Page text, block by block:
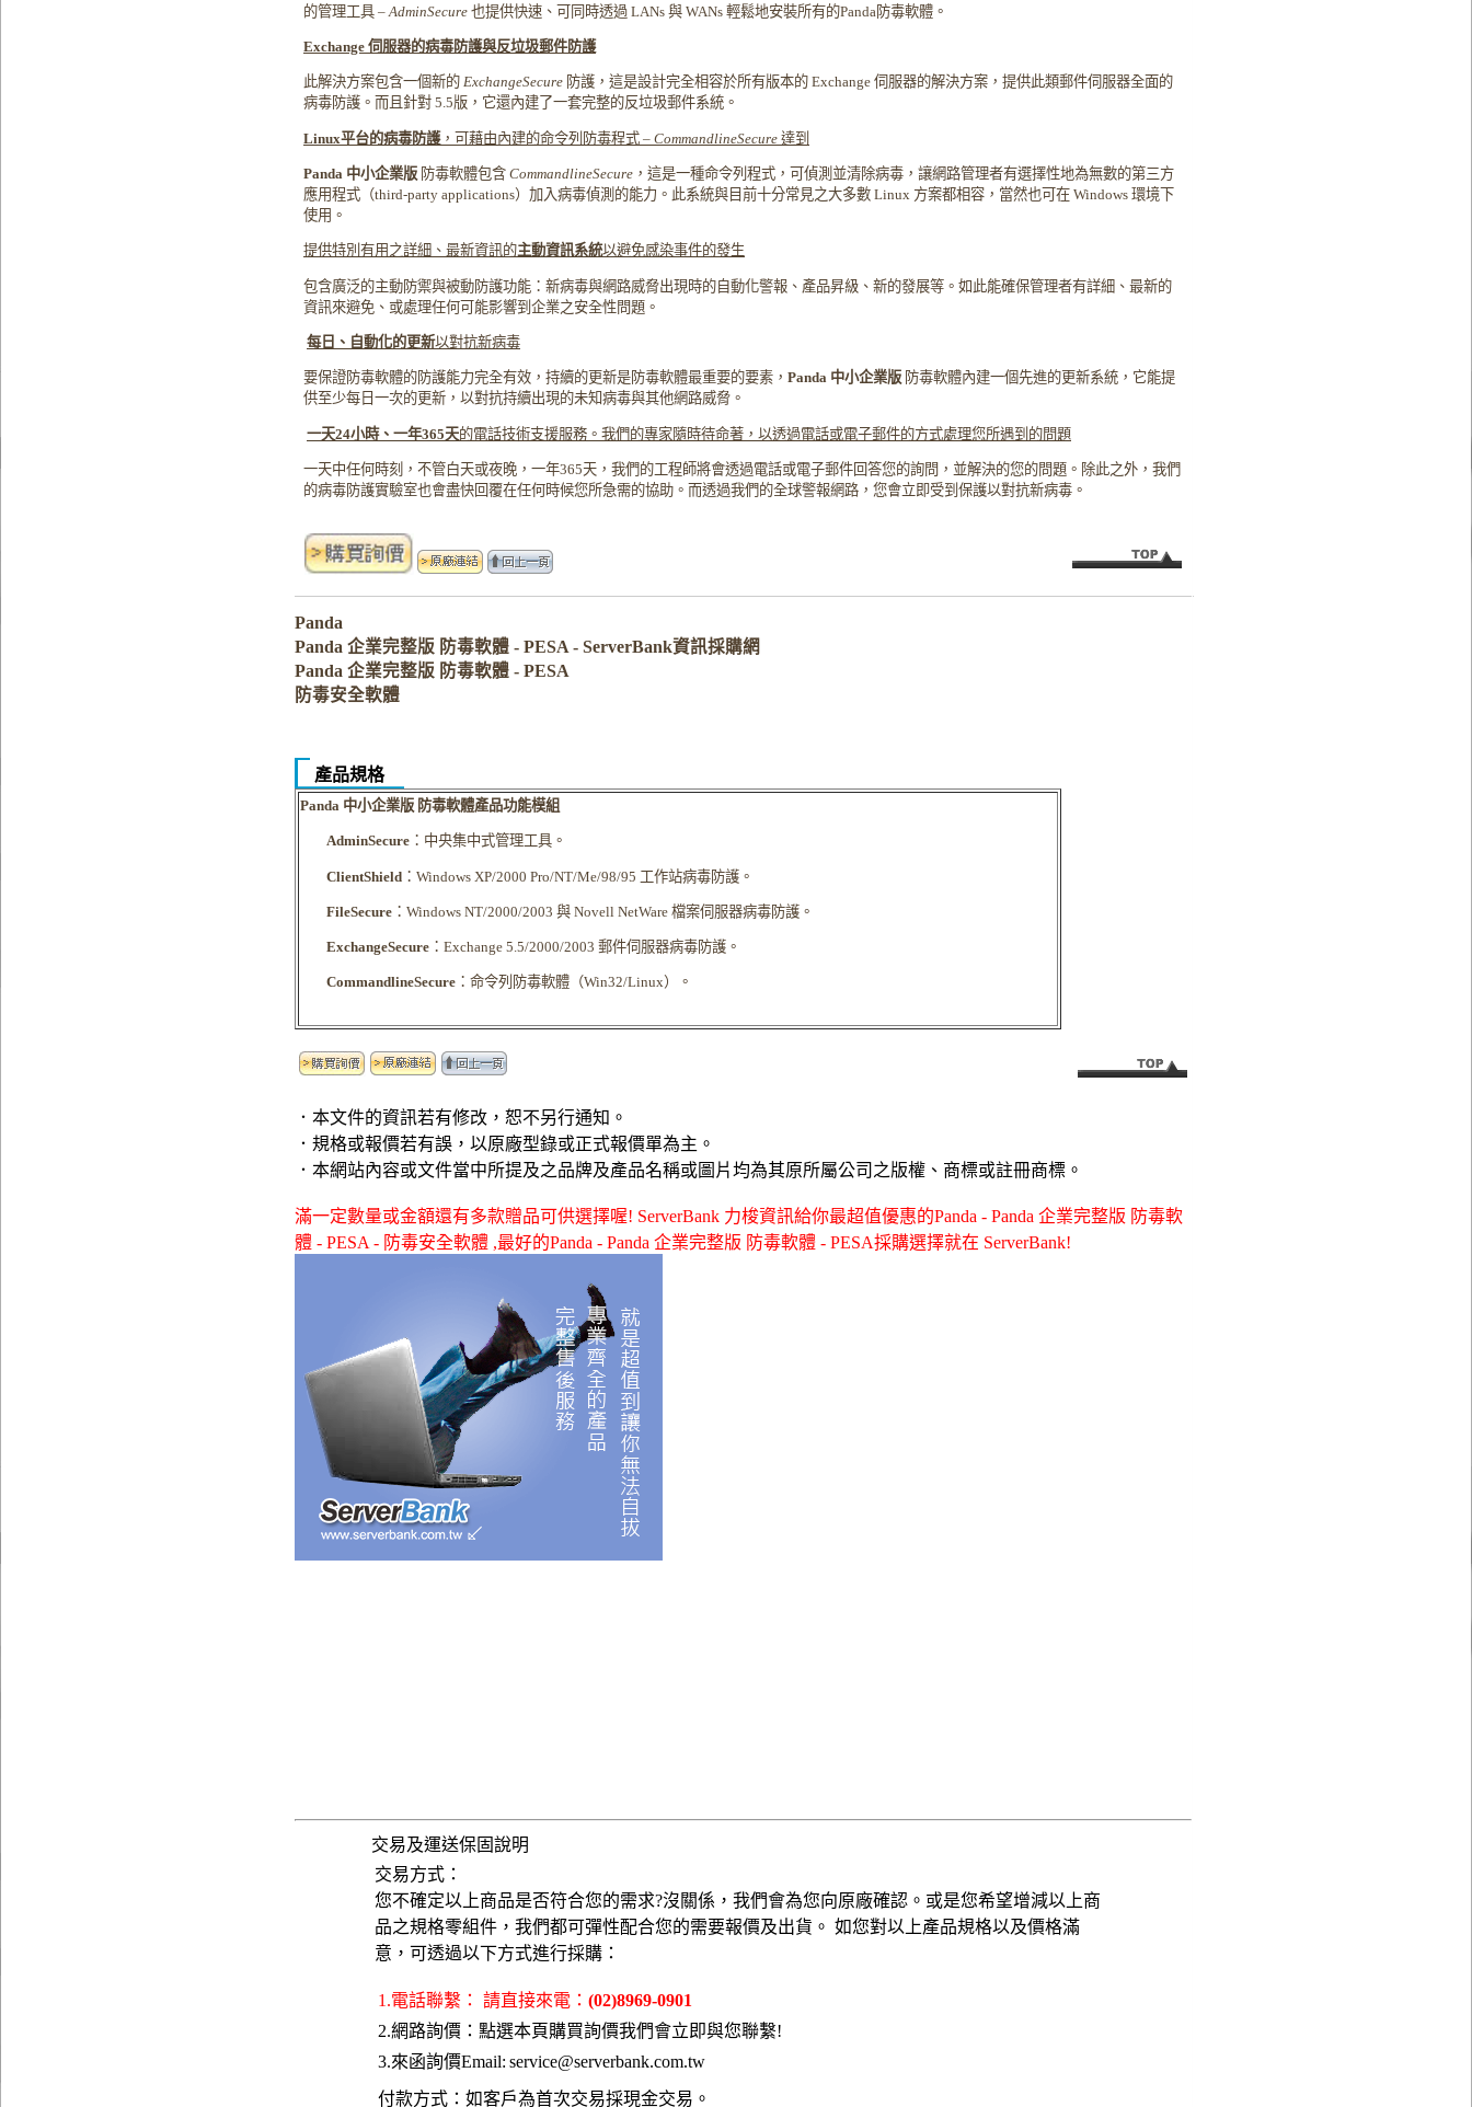
的管理工具 – AdminSecure 也提供快速、可同時透過 LANs 與 WANs 輕鬆地安裝所有的Panda防毒軟體。
Exchange 伺服器的病毒防護與反垃圾郵件防護
此解決方案包含一個新的 ExchangeSecure 防護，這是設計完全相容於所有版本的 Exchange 伺服器的解決方案，提供此類郵件伺服器全面的
病毒防護。而且針對 5.5版，它還內建了一套完整的反垃圾郵件系統。
Linux平台的病毒防護，可藉由內建的命令列防毒程式 – CommandlineSecure 達到
Panda 中小企業版 防毒軟體包含 CommandlineSecure ，這是一種命令列程式，可偵測並清除病毒，讓網路管理者有選擇性地為無數的第三方
應用程式（third-party applications）加入病毒偵測的能力。此系統與目前十分常見之大多數 Linux 方案都相容，當然也可在 Windows 環境下
使用。
提供特別有用之詳細、最新資訊的主動資訊系統以避免感染事件的發生
包含廣泛的主動防禦與被動防護功能：新病毒與網路威脅出現時的自動化警報、產品昇級、新的發展等。如此能確保管理者有詳細、最新的
資訊來避免、或處理任何可能影響到企業之安全性問題。
每日、自動化的更新以對抗新病毒
要保證防毒軟體的防護能力完全有效，持續的更新是防毒軟體最重要的要素， Panda 中小企業版 防毒軟體內建一個先進的更新系統，它能提
供至少每日一次的更新，以對抗持續出現的未知病毒與其他網路威脅。
一天24小時、一年365天的電話技術支援服務。我們的專家隨時待命著，以透過電話或電子郵件的方式處理您所遇到的問題
一天中任何時刻，不管白天或夜晚，一年365天，我們的工程師將會透過電話或電子郵件回答您的詢問，並解決的您的問題。除此之外，我們
的病毒防護實驗室也會盡快回覆在任何時候您所急需的協助。而透過我們的全球警報網路，您會立即受到保護以對抗新病毒。
Panda
Panda 企業完整版 防毒軟體 - PESA - ServerBank資訊採購網
Panda 企業完整版 防毒軟體 - PESA
防毒安全軟體
產品規格
Panda 中小企業版 防毒軟體產品功能模組
AdminSecure ：中央集中式管理工具。
ClientShield ： Windows XP/2000 Pro/NT/Me/98/95 工作站病毒防護。
FileSecure ： Windows NT/2000/2003 與 Novell NetWare 檔案伺服器病毒防護。
ExchangeSecure ： Exchange 5.5/2000/2003 郵件伺服器病毒防護。
CommandlineSecure ：命令列防毒軟體（Win32/Linux）。
．本文件的資訊若有修改，恕不另行通知。
．規格或報價若有誤，以原廠型錄或正式報價單為主。
．本網站內容或文件當中所提及之品牌及產品名稱或圖片均為其原所屬公司之版權、商標或註冊商標。
滿一定數量或金額還有多款贈品可供選擇喔! ServerBank 力梭資訊給你最超值優惠的Panda - Panda 企業完整版 防毒軟
體 - PESA - 防毒安全軟體 ,最好的Panda - Panda 企業完整版 防毒軟體 - PESA採購選擇就在 ServerBank!
交易及運送保固說明
交易方式：
您不確定以上商品是否符合您的需求?沒關係，我們會為您向原廠確認。或是您希望增減以上商
品之規格零組件，我們都可彈性配合您的需要報價及出貨。 如您對以上產品規格以及價格滿
意，可透過以下方式進行採購：
1.電話聯繫： 請直接來電： (02)8969-0901
2.網路詢價：點選本頁購買詢價我們會立即與您聯繫!
3.來函詢價Email: service@serverbank.com.tw
付款方式：如客戶為首次交易採現金交易。